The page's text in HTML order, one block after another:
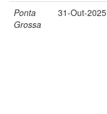
Ponta
Grossa
31-Out-2025